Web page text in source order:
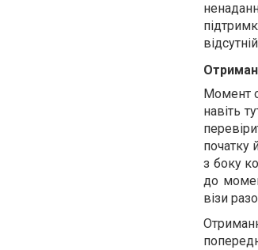
Момент
навіть
початку
з боку
до
візи